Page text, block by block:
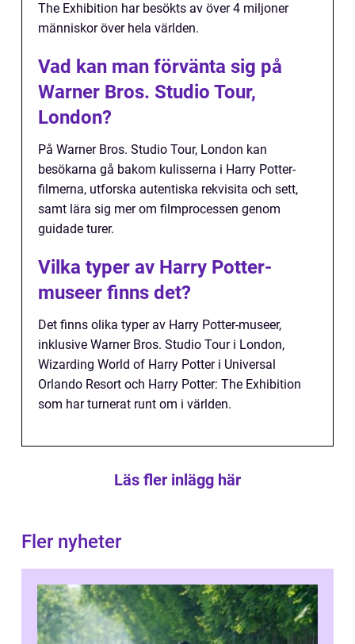
The Exhibition har besökts av över 4 miljoner
människor över hela världen.
Vad kan man förvänta sig på
Warner Bros. Studio Tour,
London?
På Warner Bros. Studio Tour, London kan
besökarna gå bakom kulisserna i Harry Potter-
filmerna, utforska autentiska rekvisita och sett,
samt lära sig mer om filmprocessen genom
guidade turer.
Vilka typer av Harry Potter-
museer finns det?
Det finns olika typer av Harry Potter-museer,
inklusive Warner Bros. Studio Tour i London,
Wizarding World of Harry Potter i Universal
Orlando Resort och Harry Potter: The Exhibition
som har turnerat runt om i världen.
Läs fler inlägg här
Fler nyheter